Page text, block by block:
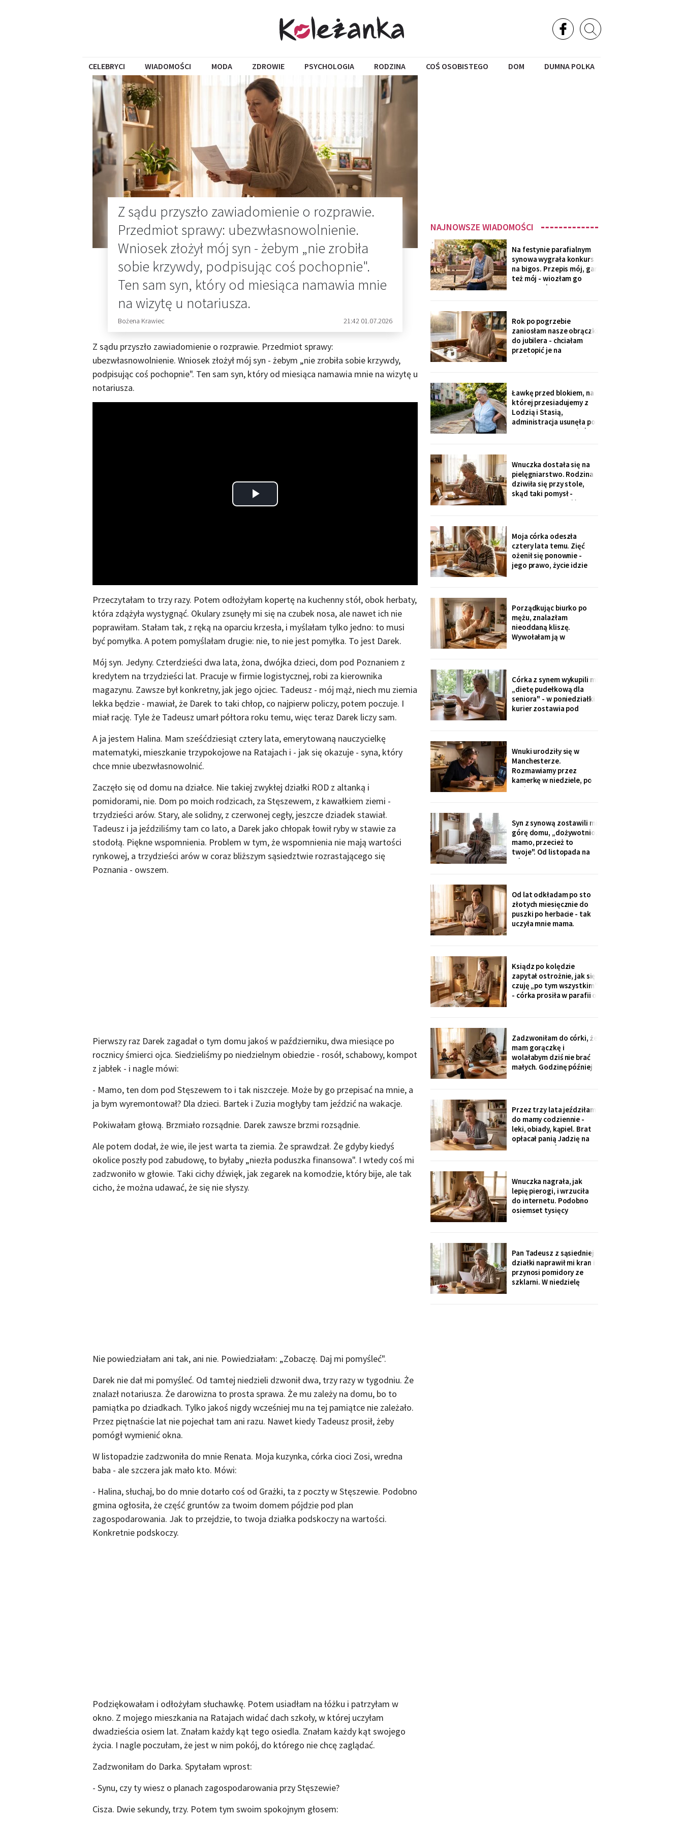
CELEBRYCI WIADOMOŚCI MODA ZDROWIE PSYCHOLOGIA RODZINA COŚ OSOBISTEGO DOM DUMNA POLKA
Z sądu przyszło zawiadomienie o rozprawie.
Przedmiot sprawy: ubezwłasnowolnienie.
Wniosek złożył mój syn - żebym „nie zrobiła
sobie krzywdy, podpisując coś pochopnie".
Ten sam syn, który od miesiąca namawia mnie
na wizytę u notariusza.
Bożena Krawiec 21:42 01.07.2026
Z sądu przyszło zawiadomienie o rozprawie. Przedmiot sprawy:
ubezwłasnowolnienie. Wniosek złożył mój syn - żebym „nie zrobiła sobie krzywdy,
podpisując coś pochopnie". Ten sam syn, który od miesiąca namawia mnie na wizytę u
notariusza.
Play
Przeczytałam to trzy razy. Potem odłożyłam kopertę na kuchenny stół, obok herbaty,
która zdążyła wystygnąć. Okulary zsunęły mi się na czubek nosa, ale nawet ich nie
poprawiłam. Stałam tak, z ręką na oparciu krzesła, i myślałam tylko jedno: to musi
być pomyłka. A potem pomyślałam drugie: nie, to nie jest pomyłka. To jest Darek.
Mój syn. Jedyny. Czterdzieści dwa lata, żona, dwójka dzieci, dom pod Poznaniem z
kredytem na trzydzieści lat. Pracuje w firmie logistycznej, robi za kierownika
magazynu. Zawsze był konkretny, jak jego ojciec. Tadeusz - mój mąż, niech mu ziemia
lekka będzie - mawiał, że Darek to taki chłop, co najpierw policzy, potem poczuje. I
miał rację. Tyle że Tadeusz umarł półtora roku temu, więc teraz Darek liczy sam.
A ja jestem Halina. Mam sześćdziesiąt cztery lata, emerytowaną nauczycielkę
matematyki, mieszkanie trzypokojowe na Ratajach i - jak się okazuje - syna, który
chce mnie ubezwłasnowolnić.
Zaczęło się od domu na działce. Nie takiej zwykłej działki ROD z altanką i
pomidorami, nie. Dom po moich rodzicach, za Stęszewem, z kawałkiem ziemi -
trzydzieści arów. Stary, ale solidny, z czerwonej cegły, jeszcze dziadek stawiał.
Tadeusz i ja jeździliśmy tam co lato, a Darek jako chłopak łowił ryby w stawie za
stodołą. Piękne wspomnienia. Problem w tym, że wspomnienia nie mają wartości
rynkowej, a trzydzieści arów w coraz bliższym sąsiedztwie rozrastającego się
Poznania - owszem.
Pierwszy raz Darek zagadał o tym domu jakoś w październiku, dwa miesiące po
rocznicy śmierci ojca. Siedzieliśmy po niedzielnym obiedzie - rosół, schabowy, kompot
z jabłek - i nagle mówi:
- Mamo, ten dom pod Stęszewem to i tak niszczeje. Może by go przepisać na mnie, a
ja bym wyremontował? Dla dzieci. Bartek i Zuzia mogłyby tam jeździć na wakacje.
Pokiwałam głową. Brzmiało rozsądnie. Darek zawsze brzmi rozsądnie.
Ale potem dodał, że wie, ile jest warta ta ziemia. Że sprawdzał. Że gdyby kiedyś
okolice poszły pod zabudowę, to byłaby „niezła poduszka finansowa". I wtedy coś mi
zadzwoniło w głowie. Taki cichy dźwięk, jak zegarek na komodzie, który bije, ale tak
cicho, że można udawać, że się nie słyszy.
Nie powiedziałam ani tak, ani nie. Powiedziałam: „Zobaczę. Daj mi pomyśleć".
Darek nie dał mi pomyśleć. Od tamtej niedzieli dzwonił dwa, trzy razy w tygodniu. Że
znalazł notariusza. Że darowizna to prosta sprawa. Że mu zależy na domu, bo to
pamiątka po dziadkach. Tylko jakoś nigdy wcześniej mu na tej pamiątce nie zależało.
Przez piętnaście lat nie pojechał tam ani razu. Nawet kiedy Tadeusz prosił, żeby
pomógł wymienić okna.
W listopadzie zadzwoniła do mnie Renata. Moja kuzynka, córka cioci Zosi, wredna
baba - ale szczera jak mało kto. Mówi:
- Halina, słuchaj, bo do mnie dotarło coś od Grażki, ta z poczty w Stęszewie. Podobno
gmina ogłosiła, że część gruntów za twoim domem pójdzie pod plan
zagospodarowania. Jak to przejdzie, to twoja działka podskoczy na wartości.
Konkretnie podskoczy.
Podziękowałam i odłożyłam słuchawkę. Potem usiadłam na łóżku i patrzyłam w
okno. Z mojego mieszkania na Ratajach widać dach szkoły, w której uczyłam
dwadzieścia osiem lat. Znałam każdy kąt tego osiedla. Znałam każdy kąt swojego
życia. I nagle poczułam, że jest w nim pokój, do którego nie chcę zaglądać.
Zadzwoniłam do Darka. Spytałam wprost:
- Synu, czy ty wiesz o planach zagospodarowania przy Stęszewie?
Cisza. Dwie sekundy, trzy. Potem tym swoim spokojnym głosem:
NAJNOWSZE WIADOMOŚCI
Na festynie parafialnym
synowa wygrała konkurs
na bigos. Przepis mój, gar
też mój - wiozłam go
rano taksówką, żeby się
mikrofonu: „to stary
przepis z mojej rodziny".
Klaskałam razem ze
wszystkimi.
Rok po pogrzebie
zaniosłam nasze obrączki
do jubilera - chciałam
przetopić je na
pierścionek dla wnuczki.
cicho: „Pani jest złota.
Męża - pozłacana, dobra
imitacja, robota sprzed
lat".
Ławkę przed blokiem, na
której przesiadujemy z
Lodzią i Stasią,
administracja usunęła po
„skargach mieszkańców"
jedenaście podpisów.
Rozpoznałam charakter
pisma córki - ma tu
kawalerkę pod wynajem.
„Mamo, bez przesady
Wnuczka dostała się na
pielęgniarstwo. Rodzina
dziwiła się przy stole,
skąd taki pomysł -
przecież mogła „iść na
podnosząc głowy znad
talerza: „bo widziałam,
jak babcia trzy lata
zajmowała się dziadkiem.
Też chcę tak
Moja córka odeszła
cztery lata temu. Zięć
ożenił się ponownie -
jego prawo, życie idzie
ścian, „bo ciocia nie lubi
na nie patrzeć". Dałam jej
mały album - schowała go
do tornistra jak
Porządkując biurko po
mężu, znalazłam
nieoddaną kliszę.
Wywołałam ją w
roześmiana kobieta przy
ognisku. Na ostatniej
klatce on - młody, z
wąsami, obejmuje ją
ramieniem.
Córka z synem wykupili mi
„dietę pudełkową dla
seniora" - w poniedziałki
kurier zostawia pod
jesteśmy spokojni,
mamo". Od marca nikt nie
przyjechał. Na każdym
pudełku naklejka: moje
imię
Wnuki urodziły się w
Manchesterze.
Rozmawiamy przez
kamerkę w niedziele, po
pięć minut, bo „im się
angielsku, a syn
przetłumaczył ze
śmiechem: „pyta, kim jest
ta pani". Kupiłam zeszyt i
uczę się angielskiego
Syn z synową zostawili mi
górę domu, „dożywotnio,
mamo, przecież to
twoje". Od listopada na
górze grzeje tylko jeden
Rano w moim pokoju jest
czternaście stopni.
Termometr przyniosła mi
wnuczka - ona
Od lat odkładam po sto
złotych miesięcznie do
puszki po herbacie - tak
uczyła mnie mama.
wizycie żartuje przy
wszystkich: „u mamy
bank, a my się męczymy z
kredytem". Puszkę
Ksiądz po kolędzie
zapytał ostrożnie, jak się
czuję „po tym wszystkim"
- córka prosiła w parafii o
ja co niedzielę czekam z
obiadem. Ostatni raz
przyszli we wrześniu.
Zadzwoniłam do córki, że
mam gorączkę i
wolałabym dziś nie brać
małych. Godzinę później
przyszedł SMS: „Podasz
im obiad? Wrócimy
głodni".
Przez trzy lata jeździłam
do mamy codziennie -
leki, obiady, kąpiel. Brat
opłacał panią Jadzię na
kilka poranków w
rozliczenie: „twoja
połowa za opiekunkę,
osiem tysięcy. Mama by
tak chciała".
Wnuczka nagrała, jak
lepię pierogi, i wrzuciła
do internetu. Podobno
osiemset tysięcy
wyświetleń - ludzie z
babcie. Córka obejrzała
dwa razy i powiedziała
tylko: „Mamo, mogłaś
chociaż zdjąć ten stary
fartuch".
Pan Tadeusz z sąsiedniej
działki naprawił mi kran i
przynosi pomidory ze
szklarni. W niedzielę